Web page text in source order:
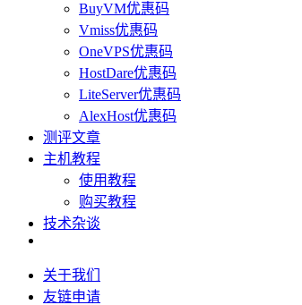
BuyVM优惠码
Vmiss优惠码
OneVPS优惠码
HostDare优惠码
LiteServer优惠码
AlexHost优惠码
测评文章
主机教程
使用教程
购买教程
技术杂谈
关于我们
友链申请